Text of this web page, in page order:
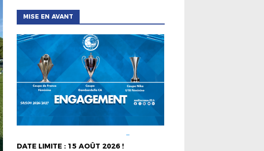
MISE EN AVANT
NATIONALES
DATE LIMITE : 15 AOÛT 2026 !